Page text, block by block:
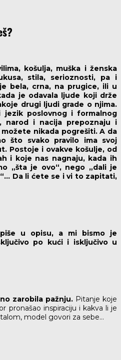
košulja, muška i ženska
stila, serioznosti, pa i
bela, crna, na prugice, ili u
je odavala ljude koji drže
drugi ljudi grade o njima.
jezik poslovnog i formalnog
narod i nacija prepoznaju i
nikada pogrešiti. A da
što svako pravilo ima svoj
Postoje i ovakve košulje, od
i koje nas nagnaju, kada ih
„šta je ovo“, nego „dali je
Da li ćete se i vi to zapitati,
u opisu, a mi bismo je
po kući i isključivo u
zarobila pažnju. Pitanje koje
pronašao inspiraciju i kakva li je
model govori za sebe…